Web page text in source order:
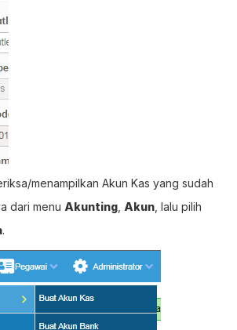
menampilkan Akun Kas yang sudah
dari menu Akunting Akun , lalu pilih
.